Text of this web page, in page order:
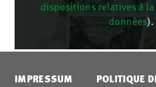
dispositions relatives à
données).
IMPRESSUM
POLITIQUE